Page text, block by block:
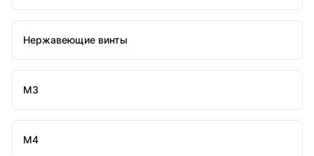
Нержавеющие винты
М3
М4